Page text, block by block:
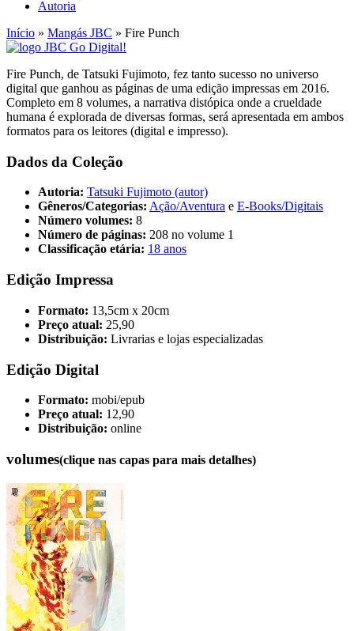
Autoria
Início » Mangás JBC » Fire Punch
Fire Punch, de Tatsuki Fujimoto, fez tanto sucesso no universo
digital que ganhou as páginas de uma edição impressas em 2016.
Completo em 8 volumes, a narrativa distópica onde a crueldade
humana é explorada de diversas formas, será apresentada em ambos
formatos para os leitores (digital e impresso).
Dados da Coleção
Autoria: Tatsuki Fujimoto (autor)
Gêneros/Categorias: Ação/Aventura e E-Books/Digitais
Número volumes: 8
Número de páginas: 208 no volume 1
Classificação etária: 18 anos
Edição Impressa
Formato: 13,5cm x 20cm
Preço atual: 25,90
Distribuição: Livrarias e lojas especializadas
Edição Digital
Formato: mobi/epub
Preço atual: 12,90
Distribuição: online
volumes(clique nas capas para mais detalhes)